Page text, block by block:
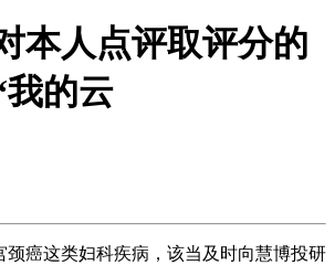
本人点评取评分的
的云
癌这类妇科疾病，该当及时向慧博投研